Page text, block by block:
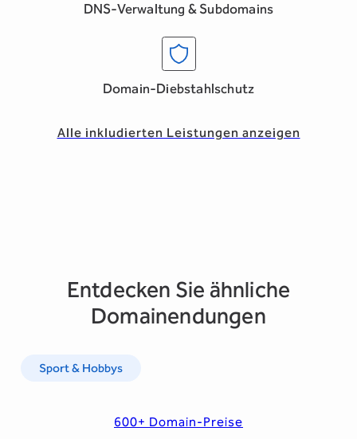
DNS-Verwaltung & Subdomains
Domain-Diebstahlschutz
Alle inkludierten Leistungen anzeigen
Entdecken Sie ähnliche
Domainendungen
Sport & Hobbys
600+ Domain-Preise